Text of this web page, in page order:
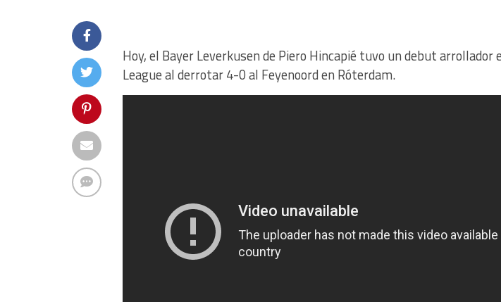
Hoy, el Bayer Leverkusen de Piero Hincapié tuvo un debut arrollador
League al derrotar 4-0 al Feyenoord en Róterdam.